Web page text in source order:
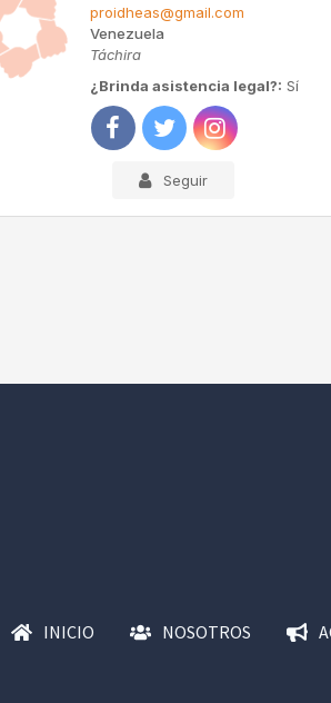
proidheas@gmail.com
Venezuela
Táchira
¿Brinda asistencia legal?: Sí
Seguir
INICIO NOSOTROS